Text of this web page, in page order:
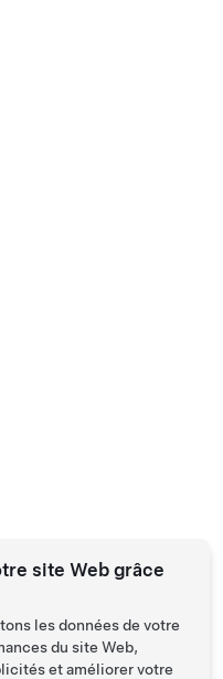
site Web grâce
les données de votre
du site Web,
et améliorer votre